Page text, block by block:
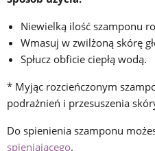
Niewielką ilość szamponu
Wmasuj w zwilżoną skórę
Spłucz obficie ciepłą wodą.
* Myjąc rozcieńczonym
podrażnień i przesuszenia
Do spienienia szamponu
spieniającego.